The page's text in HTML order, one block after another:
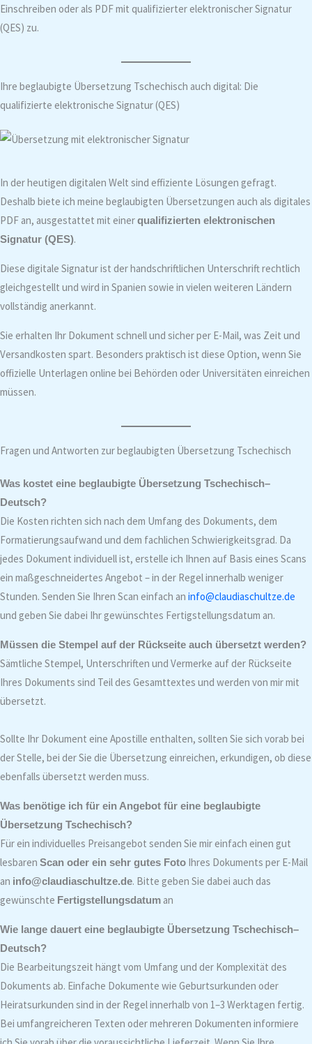
Einschreiben oder als PDF mit qualifizierter elektronischer Signatur
(QES) zu.
Ihre beglaubigte Übersetzung Tschechisch auch digital: Die
qualifizierte elektronische Signatur (QES)
In der heutigen digitalen Welt sind effiziente Lösungen gefragt.
Deshalb biete ich meine beglaubigten Übersetzungen auch als digitales
PDF an, ausgestattet mit einerqualifizierten elektronischen
Signatur (QES).
Diese digitale Signatur ist der handschriftlichen Unterschrift rechtlich
gleichgestellt und wird in Spanien sowie in vielen weiteren Ländern
vollständig anerkannt.
Sie erhalten Ihr Dokument schnell und sicher per E-Mail, was Zeit und
Versandkosten spart. Besonders praktisch ist diese Option, wenn Sie
offizielle Unterlagen online bei Behörden oder Universitäten einreichen
müssen.
Fragen und Antworten zur beglaubigten Übersetzung Tschechisch
Was kostet eine beglaubigte Übersetzung Tschechisch–
Deutsch?
Die Kosten richten sich nach dem Umfang des Dokuments, dem
Formatierungsaufwand und dem fachlichen Schwierigkeitsgrad. Da
jedes Dokument individuell ist, erstelle ich Ihnen auf Basis eines Scans
ein maßgeschneidertes Angebot – in der Regel innerhalb weniger
Stunden. Senden Sie Ihren Scan einfach an info@claudiaschultze.de
und geben Sie dabei Ihr gewünschtes Fertigstellungsdatum an.
Müssen die Stempel auf der Rückseite auch übersetzt werden?
Sämtliche Stempel, Unterschriften und Vermerke auf der Rückseite
Ihres Dokuments sind Teil des Gesamttextes und werden von mir mit
übersetzt.
Sollte Ihr Dokument eine Apostille enthalten, sollten Sie sich vorab bei
der Stelle, bei der Sie die Übersetzung einreichen, erkundigen, ob diese
ebenfalls übersetzt werden muss.
Was benötige ich für ein Angebot für eine beglaubigte
Übersetzung Tschechisch?
Für ein individuelles Preisangebot senden Sie mir einfach einen gut
lesbaren Scan oder ein sehr gutes Foto Ihres Dokuments per E-Mail
an info@claudiaschultze.de. Bitte geben Sie dabei auch das
gewünschte Fertigstellungsdatum an
Wie lange dauert eine beglaubigte Übersetzung Tschechisch–
Deutsch?
Die Bearbeitungszeit hängt vom Umfang und der Komplexität des
Dokuments ab. Einfache Dokumente wie Geburtsurkunden oder
Heiratsurkunden sind in der Regel innerhalb von 1–3 Werktagen fertig.
Bei umfangreicheren Texten oder mehreren Dokumenten informiere